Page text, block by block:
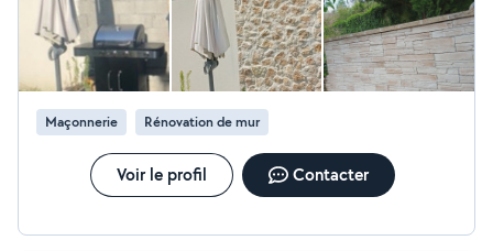
Maçonnerie Rénovation de mur
Voir le profil Contacter